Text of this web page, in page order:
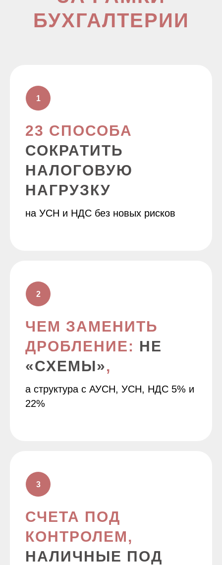
БУХГАЛТЕРИИ
23 СПОСОБА
СОКРАТИТЬ
НАЛОГОВУЮ
НАГРУЗКУ
на УСН и НДС без новых рисков
ЧЕМ ЗАМЕНИТЬ
ДРОБЛЕНИЕ: НЕ
«СХЕМЫ»,
а структура с АУСН, УСН, НДС 5% и
22%
СЧЕТА ПОД
КОНТРОЛЕМ,
НАЛИЧНЫЕ ПОД